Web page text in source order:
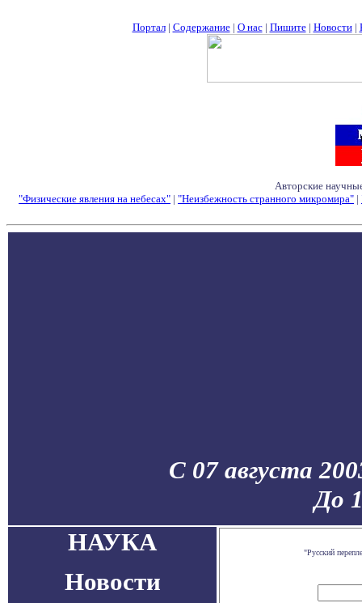
Портал| Содержание| О нас| Пишите| Новости|
Авторские
"Физические явления на небесах" | "Неизбежность странного микромира" |
С 07 августа
До
НАУКА
Новости
"Русский